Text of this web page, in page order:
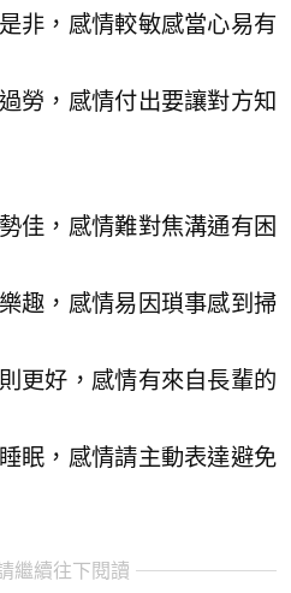
非，感情較敏感當心易有
勞，感情付出要讓對方知
佳，感情難對焦溝通有困
趣，感情易因瑣事感到掃
更好，感情有來自長輩的
眠，感情請主動表達避免
繼續往下閱讀